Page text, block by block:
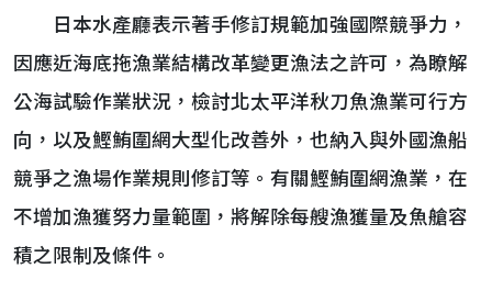
日本水產廳表示著手修訂規範加強國際競爭力，
因應近海底拖漁業結構改革變更漁法之許可，為瞭解
公海試驗作業狀況，檢討北太平洋秋刀魚漁業可行方
向，以及鰹鮪圍網大型化改善外，也納入與外國漁船
競爭之漁場作業規則修訂等。有關鰹鮪圍網漁業，在
不增加漁獲努力量範圍，將解除每艘漁獲量及魚艙容
積之限制及條件。